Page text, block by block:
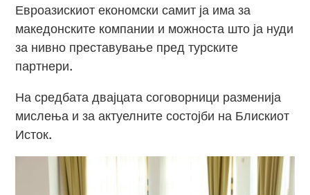
Евроазискиот економски самит ја има за
македонските компании и можноста што ја нуди
за нивно преставување пред турските
партнери.
На средбата двајцата соговорници разменија
мислења и за актуелните состојби на Блискиот
Исток.